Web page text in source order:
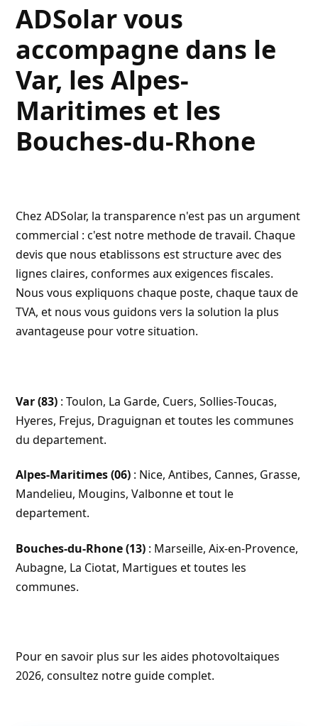
ADSolar vous
accompagne dans le
Var, les Alpes-
Maritimes et les
Bouches-du-Rhone
ChezADSolar, la transparence n'est pas un argument
commercial : c'est notre methode de travail. Chaque
devis que nous etablissons est structure avec des
lignes claires, conformes aux exigences fiscales.
Nous vous expliquons chaque poste, chaque taux de
TVA, et nous vous guidons vers la solution la plus
avantageuse pour votre situation.
Var (83) : Toulon, La Garde, Cuers, Sollies-Toucas,
Hyeres, Frejus, Draguignan et toutes les communes
du departement.
Alpes-Maritimes (06) : Nice, Antibes, Cannes, Grasse,
Mandelieu, Mougins, Valbonne et tout le
departement.
Bouches-du-Rhone (13) : Marseille, Aix-en-Provence,
Aubagne, La Ciotat, Martigues et toutes les
communes.
Pour en savoir plus sur lesaides photovoltaiques
2026, consultez notre guide complet.